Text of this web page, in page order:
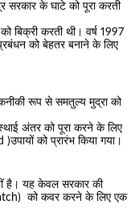
सरकार के घाटे को पूरा करती
बिक्री करती थी। वर्ष 1997
को बेहतर बनाने के लिए
रूप से समतुल्य मुद्रा को
अंतर को पूरा करने के लिए
को प्रारंभ किया गया।
है। यह केवल सरकार की
को कवर करने के लिए एक